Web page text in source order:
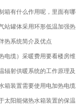
箱有什么作用呢，里面有哪
站罐体采用环形低温加强热
热系统简介及优点
电缆）采暖费用要看楼房维
辐射供暖系统的工作原理及
箱装置需要使用电加热电缆
太阳能储热水箱装置的保温